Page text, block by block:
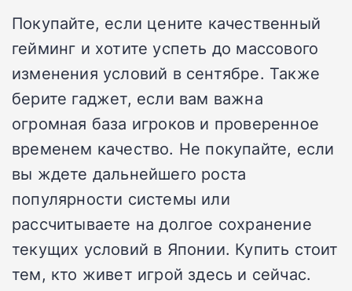
Покупайте, если цените качественный
гейминг и хотите успеть до массового
изменения условий в сентябре. Также
берите гаджет, если вам важна
огромная база игроков и проверенное
временем качество. Не покупайте, если
вы ждете дальнейшего роста
популярности системы или
рассчитываете на долгое сохранение
текущих условий в Японии. Купить стоит
тем, кто живет игрой здесь и сейчас.